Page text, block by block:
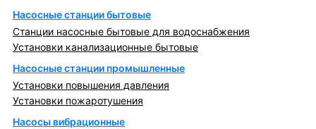
Насосные станции бытовые
Станции насосные бытовые для водоснабжения
Установки канализационные бытовые
Насосные станции промышленные
Установки повышения давления
Установки пожаротушения
Насосы вибрационные